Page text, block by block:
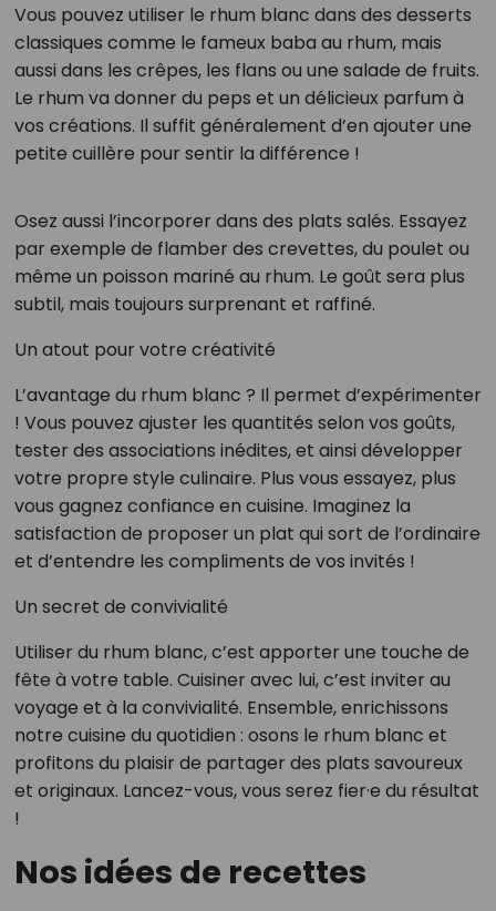
Vous pouvez utiliser le rhum blanc dans des desserts
classiques comme le fameux baba au rhum, mais
aussi dans les crêpes, les flans ou une salade de fruits.
Le rhum va donner du peps et un délicieux parfum à
vos créations. Il suffit généralement d’en ajouter une
petite cuillère pour sentir la différence !
Osez aussi l’incorporer dans des plats salés. Essayez
par exemple de flamber des crevettes, du poulet ou
même un poisson mariné au rhum. Le goût sera plus
subtil, mais toujours surprenant et raffiné.
Un atout pour votre créativité
L’avantage du rhum blanc ? Il permet d’expérimenter
! Vous pouvez ajuster les quantités selon vos goûts,
tester des associations inédites, et ainsi développer
votre propre style culinaire. Plus vous essayez, plus
vous gagnez confiance en cuisine. Imaginez la
satisfaction de proposer un plat qui sort de l’ordinaire
et d’entendre les compliments de vos invités !
Un secret de convivialité
Utiliser du rhum blanc, c’est apporter une touche de
fête à votre table. Cuisiner avec lui, c’est inviter au
voyage et à la convivialité. Ensemble, enrichissons
notre cuisine du quotidien : osons le rhum blanc et
profitons du plaisir de partager des plats savoureux
et originaux. Lancez-vous, vous serez fier·e du résultat
!
Nos idées de recettes